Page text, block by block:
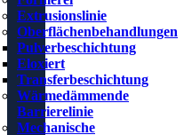
Extrusionslinie
Oberflächenbehandlungen
Pulverbeschichtung
Eloxiert
Transferbeschichtung
Wärmedämmende
Barrierelinie
Mechanische